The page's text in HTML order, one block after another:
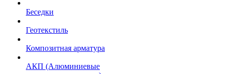
Беседки
Геотекстиль
Композитная арматура
АКП (Алюминиевые